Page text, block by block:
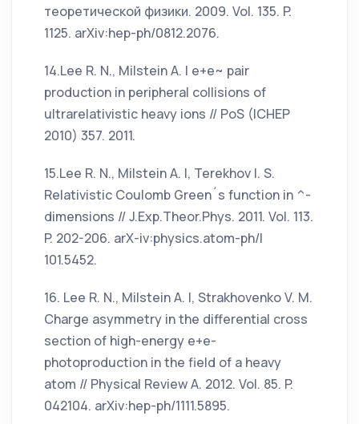
теоретической физики. 2009. Vol. 135. P.
1125. arXiv:hep-ph/0812.2076.
14.Lee R. N., Milstein A. I e+e~ pair
production in peripheral collisions of
ultrarelativistic heavy ions // PoS (ICHEP
2010) 357. 2011.
15.Lee R. N., Milstein A. I, Terekhov I. S.
Relativistic Coulomb Green´s function in ^-
dimensions // J.Exp.Theor.Phys. 2011. Vol. 113.
P. 202-206. arX-iv:physics.atom-ph/l
101.5452.
16. Lee R. N., Milstein A. I, Strakhovenko V. M.
Charge asymmetry in the differential cross
section of high-energy e+e-
photoproduction in the field of a heavy
atom // Physical Review A. 2012. Vol. 85. P.
042104. arXiv:hep-ph/1111.5895.